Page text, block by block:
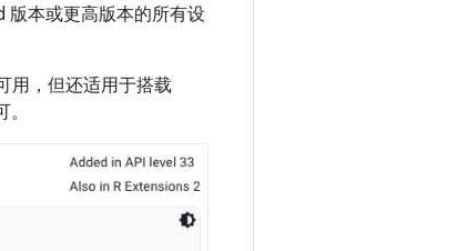
版本或更高版本的所有设
用，但还适用于搭载